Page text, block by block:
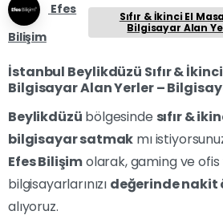
Efes
Bilişim
Sıfır & İkinci El
Bilgisayar Alan
İstanbul Beylikdüzü Sıfır &
Bilgisayar Alan Yerler –
Beylikdüzü bölgesinde sıfır &
bilgisayar satmak mı
Efes Bilişimolarak, gaming ve
bilgisayarlarınızı değerinde nakit
alıyoruz.